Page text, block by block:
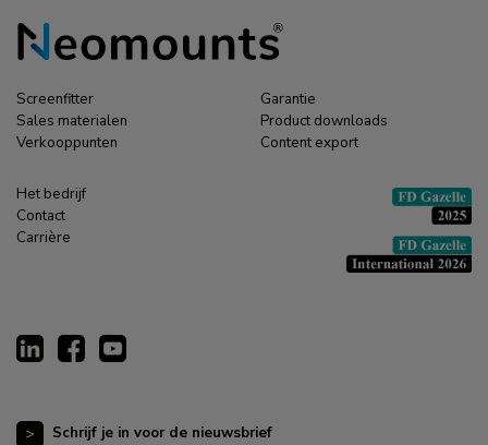
Screenfitter
Sales materialen
Verkooppunten
Garantie
Product downloads
Content export
Het bedrijf
Contact
Carrière
Schrijf je in voor de nieuwsbrief